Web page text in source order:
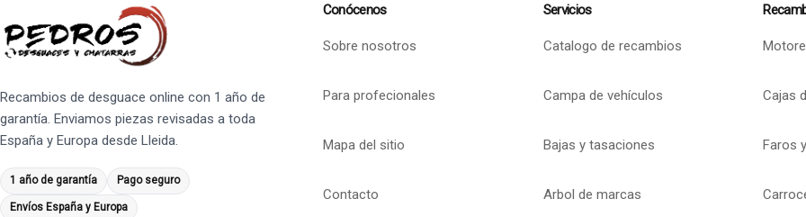
Recambios de desguace online con 1 año de
garantía. Enviamos piezas revisadas a toda
España y Europa desde Lleida.
1 año de garantía Pago seguro
Envíos España y Europa
Conócenos
Sobre nosotros
Para profecionales
Mapa del sitio
Contacto
Servicios
Catalogo de recambios
Campa de vehículos
Bajas y tasaciones
Arbol de marcas
Cajas
Faros